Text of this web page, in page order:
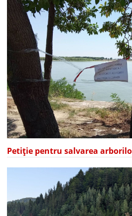
Petiție pentru salvarea